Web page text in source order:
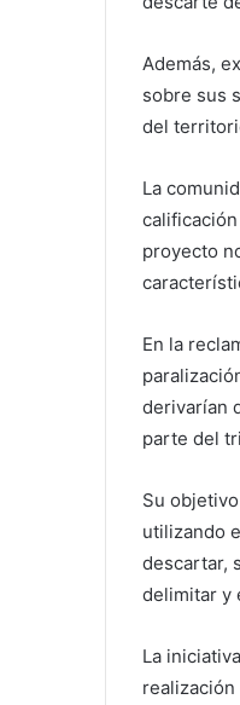
Además,
sobre sus
del
La
proyecto
En la
derivarían
parte del
Su
utilizando
descartar,
delimitar y
La